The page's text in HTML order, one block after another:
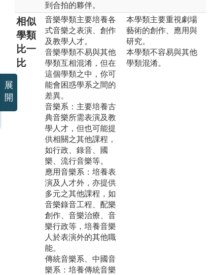
到合拍的夥伴。
相似
學類
比一
比
音樂學類主要培養各
式音樂之表演、創作
及教學人才。
音樂學類不易與其他
學類互相混淆，但在
這個學類之中，你可
能會困惑學系之間的
差異。
音樂系：主要培養古
典音樂所需表演及教
學人才，但也可能提
供相關之其他課程，
如行政、錄音、國
樂、流行音樂等。
應用音樂系：培養表
演及人才外，亦提供
多元之其他課程，如
音樂錄音工程、配樂
創作、音樂治療、音
樂行政等，培養音樂
人於表演外的其他職
能。
傳統音樂系、中國音
樂系：培養傳統音樂
本學類主要重視劇場
藝術的創作、應用與
研究。
本學類不容易與其他
學類混淆。
展
開